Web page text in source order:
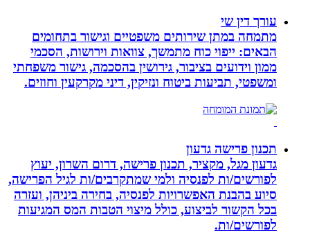
עורך דין שי
מתמחה במתן שירותים משפטיים וגישור בתחומים
הבאים: ייפוי כוח מתמשך, צוואות וירושות, הסכמי
ממון וידועים בציבור, גירושין בהסכמה, גישור משפחתי
ומשפטי, תביעות ביטוח ונזיקין, דיני מקרקעין וחוזים.
תכנון פרישה גדעון
גדעון מגל, מקציר, תכנון פרישה, דרום השרון, יעוץ
לפורשים/ות לפנסיה ולמי שמתקרבים/ות לגיל הפרישה,
סיוע בהבנת האפשרויות לפנסיה, בחירה ביניהן, ועזרה
בכל הקשור לביצוע, כולל מיצוי הטבות המס המגיעות
לפורשים/ות.